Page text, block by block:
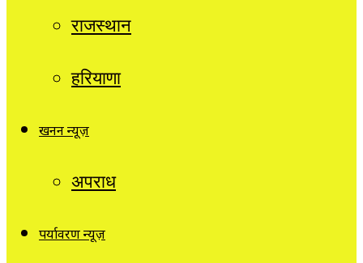
राजस्थान
हरियाणा
खनन न्यूज़
अपराध
पर्यावरण न्यूज़